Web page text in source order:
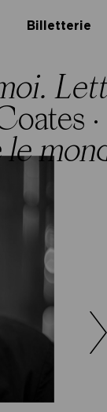
Billetterie
·
le